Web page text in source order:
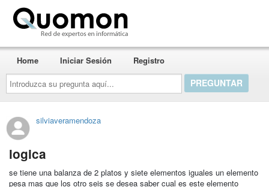
Introduzca
su
pregunta
aquí...
Home Iniciar Sesión Registro
silviaveramendoza
logica
se tiene una balanza de 2 platos y siete elementos iguales un elemento
pesa mas que los otro seis se desea saber cual es este elemento